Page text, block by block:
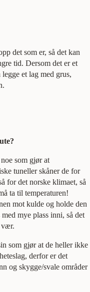
det som er, så det kan
tid. Dersom det er et
et lag med grus,
som gjør at
tuneller skåner de for
for det norske klimaet, så
ta til temperaturen!
mot kulde og holde den
mye plass inni, så det
vær.
som gjør at de heller ikke
derfor er det
og skygge/svale områder